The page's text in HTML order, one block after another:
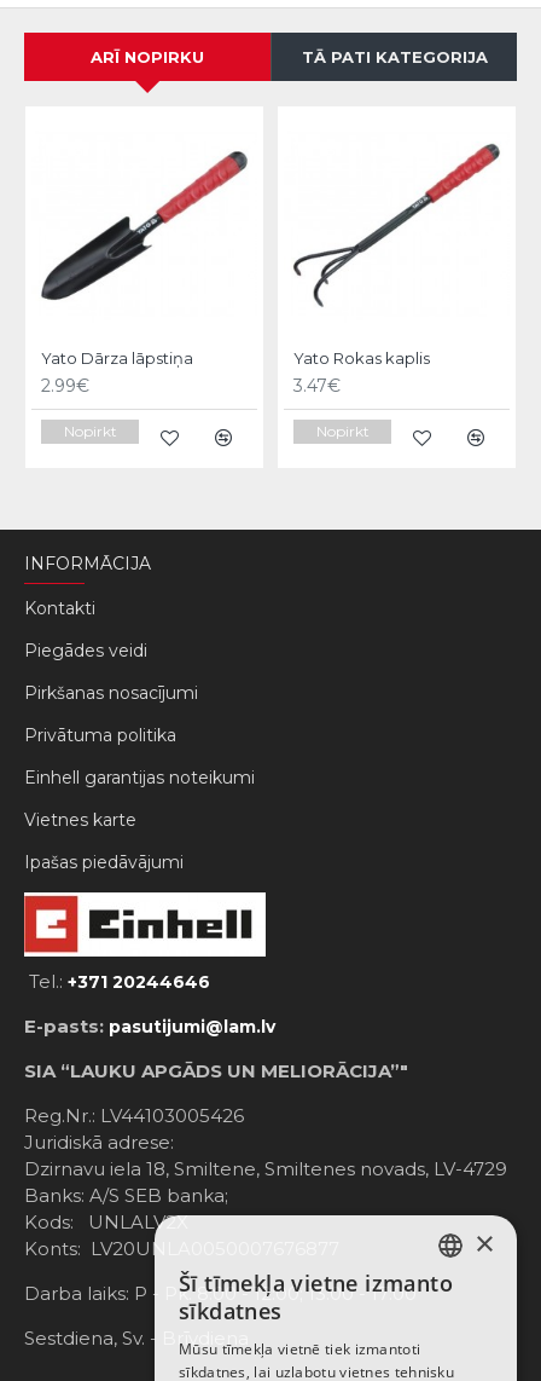
ARĪ NOPIRKU TĀ PATI KATEGORIJA
Yato Dārza lāpstiņa
2.99€
Nopirkt
Yato Rokas kaplis
3.47€
Nopirkt
INFORMĀCIJA
Kontakti
Piegādes veidi
Pirkšanas nosacījumi
Privātuma politika
Einhell garantijas noteikumi
Vietnes karte
Ipašas piedāvājumi
Tel.: +371 20244646
E-pasts: pasutijumi@lam.lv
SIA “LAUKU APGĀDS UN MELIORĀCIJA”"
Reg.Nr.: LV44103005426
Juridiskā adrese:
Dzirnavu iela 18, Smiltene, Smiltenes novads, LV-4729
Banks: A/S SEB banka;
Kods: UNLALV2X
Konts: LV20UNLA0050007676877
Darba laiks: P - Pk. 8:00 - 12:00; 13:00 - 17:00
Sestdiena, Sv. - Brīvdiena
LATVIAN
ENGLISH
×
Šī tīmekļa vietne izmanto
sīkdatnes
Mūsu tīmekļa vietnē tiek izmantoti
sīkdatnes, lai uzlabotu vietnes tehnisku